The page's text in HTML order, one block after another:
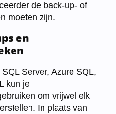
de back-up- of
moeten zijn.
en
Server, Azure SQL,
kun je
om vrijwel elk
In plaats van